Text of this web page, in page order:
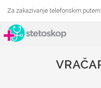
Za zakazivanje telefonskim putem